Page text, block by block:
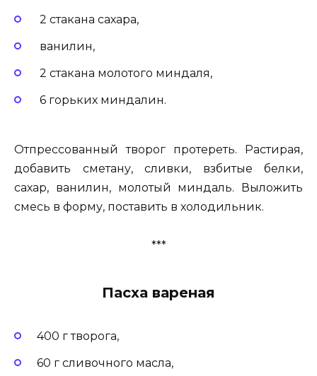
2 стакана сахара,
ванилин,
2 стакана молотого миндаля,
6 горьких миндалин.
Отпрессованный творог протереть. Растирая,
добавить сметану, сливки, взбитые белки,
сахар, ванилин, молотый миндаль. Выложить
смесь в форму, поставить в холодильник.
***
Пасха вареная
400 г творога,
60 г сливочного масла,